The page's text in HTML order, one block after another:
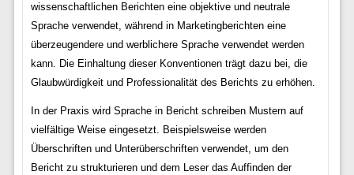
wissenschaftlichen Berichten eine objektive und neutrale
Sprache verwendet, während in Marketingberichten eine
überzeugendere und werblichere Sprache verwendet werden
kann. Die Einhaltung dieser Konventionen trägt dazu bei, die
Glaubwürdigkeit und Professionalität des Berichts zu erhöhen.
In der Praxis wird Sprache in Bericht schreiben Mustern auf
vielfältige Weise eingesetzt. Beispielsweise werden
Überschriften und Unterüberschriften verwendet, um den
Bericht zu strukturieren und dem Leser das Auffinden der